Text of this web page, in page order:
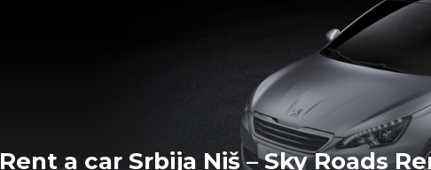
Rent a car Srbija Niš – Sky Roads